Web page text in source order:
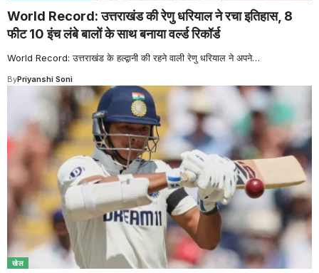
World Record: उत्तराखंड की रेणु धरियाल ने रचा इतिहास, 8
फीट 10 इंच लंबे बालों के साथ बनाया वर्ल्ड रिकॉर्ड
World Record: उत्तराखंड के हल्द्वानी की रहने वाली रेणु धरियाल ने अपने…
ByPriyanshi Soni
खेल